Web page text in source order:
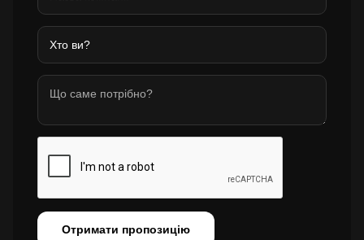
Отримати пропозицію